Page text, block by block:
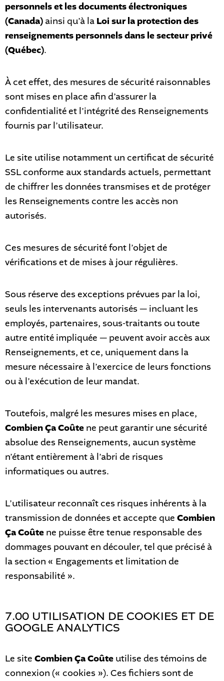
personnels et les documents électroniques
(Canada) ainsi qu’à la Loi sur la protection des
renseignements personnels dans le secteur privé
(Québec).
À cet effet, des mesures de sécurité raisonnables
sont mises en place afin d’assurer la
confidentialité et l’intégrité des Renseignements
fournis par l’utilisateur.
Le site utilise notamment un certificat de sécurité
SSL conforme aux standards actuels, permettant
de chiffrer les données transmises et de protéger
les Renseignements contre les accès non
autorisés.
Ces mesures de sécurité font l’objet de
vérifications et de mises à jour régulières.
Sous réserve des exceptions prévues par la loi,
seuls les intervenants autorisés — incluant les
employés, partenaires, sous-traitants ou toute
autre entité impliquée — peuvent avoir accès aux
Renseignements, et ce, uniquement dans la
mesure nécessaire à l’exercice de leurs fonctions
ou à l’exécution de leur mandat.
Toutefois, malgré les mesures mises en place,
Combien Ça Coûte ne peut garantir une sécurité
absolue des Renseignements, aucun système
n’étant entièrement à l’abri de risques
informatiques ou autres.
L’utilisateur reconnaît ces risques inhérents à la
transmission de données et accepte que Combien
Ça Coûte ne puisse être tenue responsable des
dommages pouvant en découler, tel que précisé à
la section « Engagements et limitation de
responsabilité ».
7.00 UTILISATION DE COOKIES ET DE
GOOGLE ANALYTICS
Le site Combien Ça Coûte utilise des témoins de
connexion (« cookies »). Ces fichiers sont de